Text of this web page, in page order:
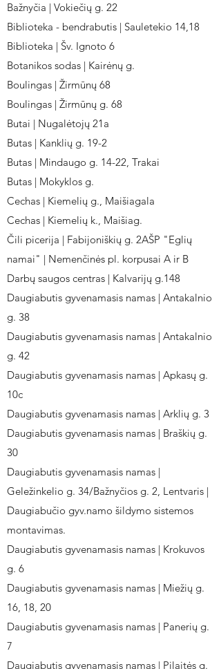
Bažnyčia | Vokiečių g. 22
Biblioteka - bendrabutis | Sauletekio 14,18
Biblioteka | Šv. Ignoto 6
Botanikos sodas | Kairėnų g.
Boulingas | Žirmūnų 68
Boulingas | Žirmūnų g. 68
Butai | Nugalėtojų 21a
Butas | Kanklių g. 19-2
Butas | Mindaugo g. 14-22, Trakai
Butas | Mokyklos g.
Cechas | Kiemelių g., Maišiagala
Cechas | Kiemelių k., Maišiag.
Čili picerija | Fabijoniškių g. 2AŠP "Eglių
namai" | Nemenčinės pl. korpusai A ir B
Darbų saugos centras | Kalvarijų g.148
Daugiabutis gyvenamasis namas | Antakalnio
g. 38
Daugiabutis gyvenamasis namas | Antakalnio
g. 42
Daugiabutis gyvenamasis namas | Apkasų g.
10c
Daugiabutis gyvenamasis namas | Arklių g. 3
Daugiabutis gyvenamasis namas | Braškių g.
30
Daugiabutis gyvenamasis namas |
Geležinkelio g. 34/Bažnyčios g. 2, Lentvaris |
Daugiabučio gyv.namo šildymo sistemos
montavimas.
Daugiabutis gyvenamasis namas | Krokuvos
g. 6
Daugiabutis gyvenamasis namas | Miežių g.
16, 18, 20
Daugiabutis gyvenamasis namas | Panerių g.
7
Daugiabutis gyvenamasis namas | Pilaitės g.